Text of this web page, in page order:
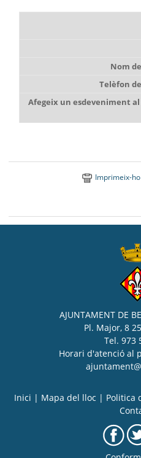
Nom
Telèfon
Afegeix un esdeveniment
Imprimeix-ho
AJUNTAMENT DE
Pl. Major, 8
Tel. 973
Horari d'atenció al
Inici | Mapa del lloc | Politica